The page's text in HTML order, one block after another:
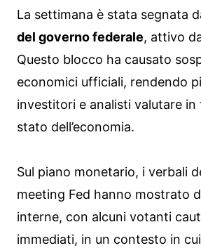
La settimana è stata segnata
del governo federale, attivo
Questo blocco ha causato
economici ufficiali, rendendo
investitori e analisti valutare in
stato dell’economia.
Sul piano monetario, i verbali
meeting Fed hanno mostrato
interne, con alcuni votanti
immediati, in un contesto in